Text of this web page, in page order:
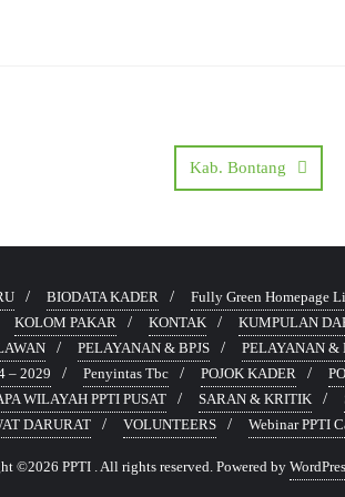
Kab. Bontang
BIODATA KADER Fully Green Homepage
KOLOM PAKAR KONTAK KUMPULAN
PELAYANAN & BPJS PELAYANAN &
– 2029 Penyintas Tbc POJOK KADER
WILAYAH PPTI PUSAT SARAN & KRITIK
DARURAT VOLUNTEERS Webinar PPTI
©2026 PPTI . All rights reserved. Powered by